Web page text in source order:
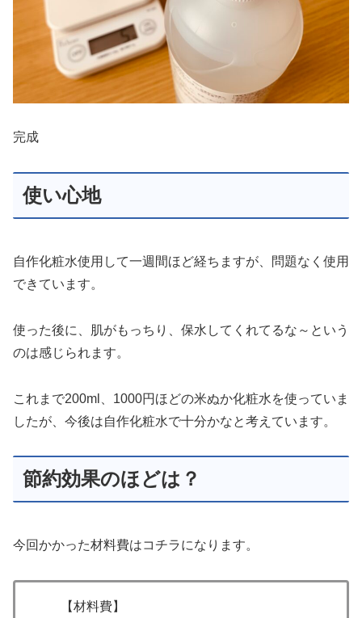
完成
使い心地
自作化粧水使用して一週間ほど経ちますが、問題なく使用
できています。
使った後に、肌がもっちり、保水してくれてるな～という
のは感じられます。
これまで200ml、1000円ほどの米ぬか化粧水を使っていま
したが、今後は自作化粧水で十分かなと考えています。
節約効果のほどは？
今回かかった材料費はコチラになります。
【材料費】